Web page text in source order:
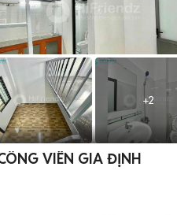
+2
VIÊN GIA ĐỊNH